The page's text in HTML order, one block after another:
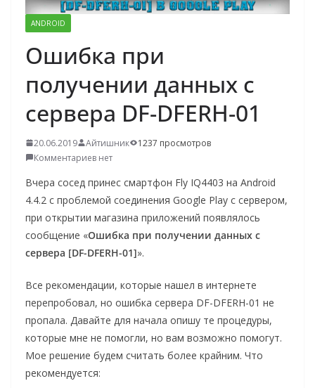
ANDROID
Ошибка при
получении данных с
сервера DF-DFERH-01
20.06.2019 Айтишник
1237 просмотров
Комментариев нет
Вчера сосед принес смартфон Fly IQ4403 на Android
4.4.2 с проблемой соединения Google Play с сервером,
при открытии магазина приложений появлялось
сообщение «Ошибка при получении данных с
сервера [DF-DFERH-01]».
Все рекомендации, которые нашел в интернете
перепробовал, но ошибка сервера DF-DFERH-01 не
пропала. Давайте для начала опишу те процедуры,
которые мне не помогли, но вам возможно помогут.
Мое решение будем считать более крайним. Что
рекомендуется: